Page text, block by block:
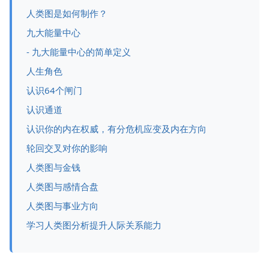
人类图是如何制作？
九大能量中心
- 九大能量中心的简单定义
人生角色
认识64个闸门
认识通道
认识你的内在权威，有分危机应变及内在方向
轮回交叉对你的影响
人类图与金钱
人类图与感情合盘
人类图与事业方向
学习人类图分析提升人际关系能力